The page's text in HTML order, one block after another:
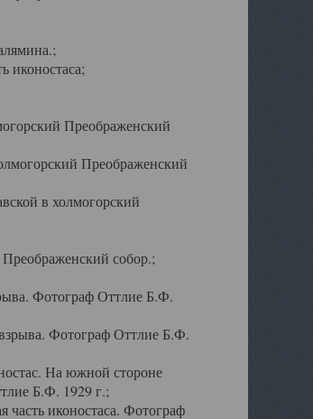
иконостаса;
Преображенский
Преображенский
в холмогорский
собор.;
Фотограф Оттлие Б.Ф.
Фотограф Оттлие Б.Ф.
На южной стороне
Б.Ф. 1929 г.;
иконостаса. Фотограф